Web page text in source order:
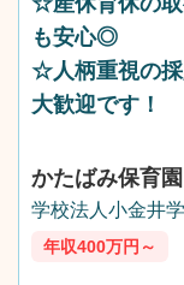
も安心◎
☆人柄重視の採
大歓迎です！
かたばみ保育園
学校法人小金井
年収400万円～